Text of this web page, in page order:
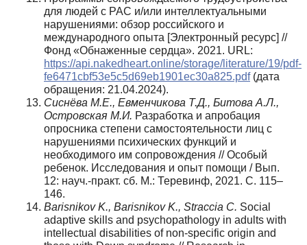
для людей с РАС и/или интеллектуальными
нарушениями: обзор российского и
международного опыта [Электронный ресурс] //
Фонд «Обнаженные сердца». 2021. URL:
https://api.nakedheart.online/storage/literature/19/pdf-
fe6471cbf53e5c5d69eb1901ec30a825.pdf(дата
обращения: 21.04.2024).
Сиснёва М.Е., Евменчикова Т.Д., Битова А.Л.,
Островская М.И. Разработка и апробация
опросника степени самостоятельности лиц с
нарушениями психических функций и
необходимого им сопровождения // Особый
ребенок. Исследования и опыт помощи / Вып.
12: науч.-практ. сб. М.: Теревинф, 2021. С. 115–
146.
Barisnikov K., Barisnikov K., Straccia C. Social
adaptive skills and psychopathology in adults with
intellectual disabilities of non-specific origin and